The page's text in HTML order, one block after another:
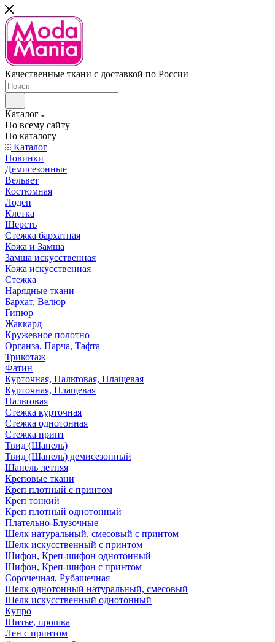
Качественные ткани с доставкой по России
Каталог
По всему сайту
По каталогу
Каталог
Новинки
Демисезонные
Вельвет
Костюмная
Лоден
Клетка
Шерсть
Стежка бархатная
Кожа и Замша
Замша искусственная
Кожа искусственная
Стежка
Нарядные ткани
Бархат, Велюр
Гипюр
Жаккард
Кружевное полотно
Органза, Парча, Тафта
Трикотаж
Фатин
Курточная, Пальтовая, Плащевая
Курточная, Плащевая
Пальтовая
Стежка курточная
Стежка однотонная
Стежка принт
Твид (Шанель)
Твид (Шанель) демисезонный
Шанель летняя
Креповые ткани
Креп плотный с принтом
Креп тонкий
Креп плотный однотонный
Плательно-Блузочные
Шелк натуральный, смесовый с принтом
Шелк искусственный с принтом
Шифон, Креп-шифон однотонный
Шифон, Креп-шифон с принтом
Сорочечная, Рубашечная
Шелк однотонный натуральный, смесовый
Шелк искусственный однотонный
Купро
Шитье, прошва
Лен с принтом